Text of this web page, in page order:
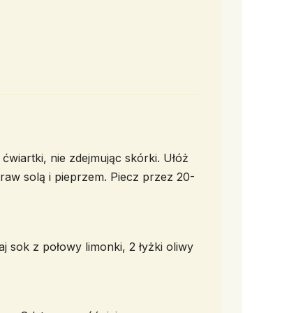
nie zdejmując skórki. Ułóż
solą i pieprzem. Piecz przez 20-
z połowy limonki, 2 łyżki oliwy